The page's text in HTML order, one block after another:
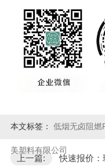
本文标签： 低烟无卤阻燃
美塑料有限公司
上一篇:
快速报价